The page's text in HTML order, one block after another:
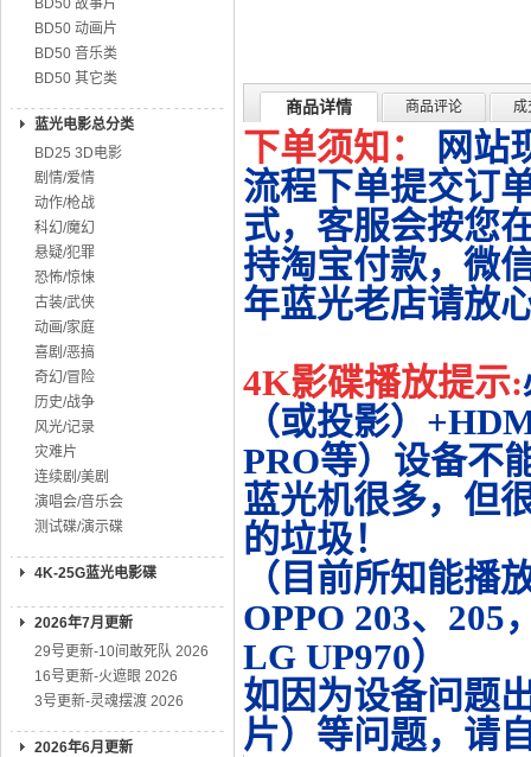
BD50 故事片
BD50 动画片
BD50 音乐类
BD50 其它类
蓝光电影总分类
BD25 3D电影
剧情/爱情
动作/枪战
科幻/魔幻
悬疑/犯罪
恐怖/惊悚
古装/武侠
动画/家庭
喜剧/恶搞
奇幻/冒险
历史/战争
风光/记录
灾难片
连续剧/美剧
演唱会/音乐会
测试碟/演示碟
4K-25G蓝光电影碟
2026年7月更新
29号更新-10间敢死队 2026
16号更新-火遮眼 2026
3号更新-灵魂摆渡 2026
2026年6月更新
商品详情 商品评论 成
下单须知：
网站
流程下单提交订
式，客服会按您
持淘宝付款，微
年蓝光老店请放
4K影碟播放提示:
（或投影）
PRO等）设备不
蓝光机很多，但
的垃圾！
（目前所知能播
OPPO 203、205
LG UP970）
如因为设备问题
片）等问题，请